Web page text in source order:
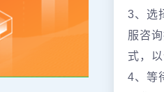
3、选
服咨
式，
4、等